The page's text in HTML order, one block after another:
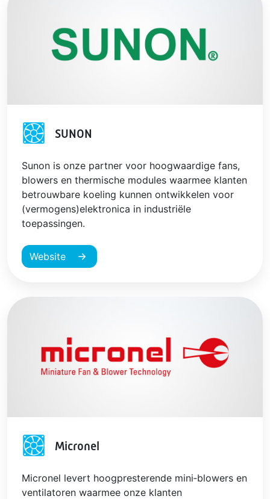
SUNON
Sunon is onze partner voor hoogwaardige fans,
blowers en thermische modules waarmee klanten
betrouwbare koeling kunnen ontwikkelen voor
(vermogens)elektronica in industriële
toepassingen.
Website
Micronel
Micronel levert hoog­presterende mini‑blowers en
ventilatoren waarmee onze klanten